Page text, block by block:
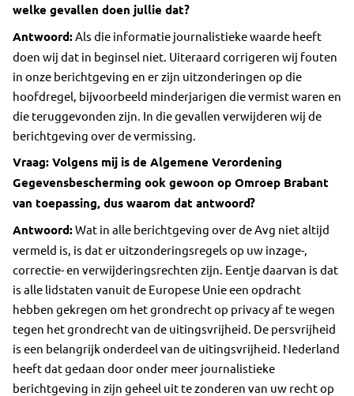
welke gevallen doen jullie dat?
Antwoord: Als die informatie journalistieke waarde heeft
doen wij dat in beginsel niet. Uiteraard corrigeren wij fouten
in onze berichtgeving en er zijn uitzonderingen op die
hoofdregel, bijvoorbeeld minderjarigen die vermist waren en
die teruggevonden zijn. In die gevallen verwijderen wij de
berichtgeving over de vermissing.
Vraag: Volgens mij is de Algemene Verordening
Gegevensbescherming ook gewoon op Omroep Brabant
van toepassing, dus waarom dat antwoord?
Antwoord:Wat in alle berichtgeving over de Avg niet altijd
vermeld is, is dat er uitzonderingsregels op uw inzage-,
correctie- en verwijderingsrechten zijn. Eentje daarvan is dat
is alle lidstaten vanuit de Europese Unie een opdracht
hebben gekregen om het grondrecht op privacy af te wegen
tegen het grondrecht van de uitingsvrijheid. De persvrijheid
is een belangrijk onderdeel van de uitingsvrijheid. Nederland
heeft dat gedaan door onder meer journalistieke
berichtgeving in zijn geheel uit te zonderen van uw recht op